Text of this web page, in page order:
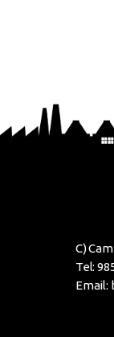
C)
Tel:
Email: